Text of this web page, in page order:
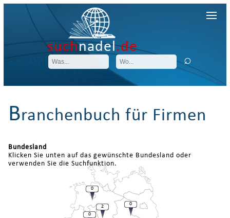
suchnadel.de
Branchenbuch für Firmen
Bundesland
Klicken Sie unten auf das gewünschte Bundesland oder
verwenden Sie die Suchfunktion.
0
2
0
0